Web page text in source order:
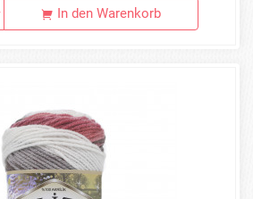
In den Warenkorb